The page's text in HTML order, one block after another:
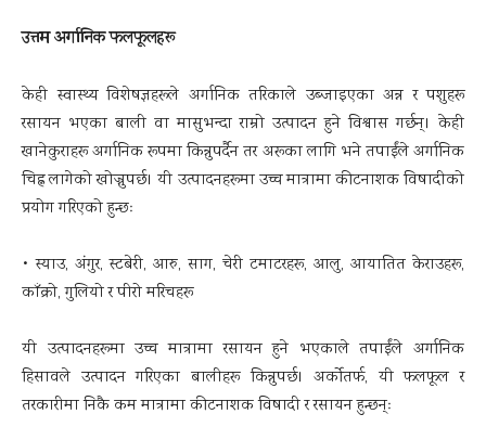
उत्तम अर्गानिक फलफूलहरू
केही स्वास्थ्य विशेषज्ञहरूले अर्गानिक तरिकाले उब्जाइएका अन्न र पशुहरू
रसायन भएका बाली वा मासुभन्दा राम्रो उत्पादन हुने विश्वास गर्छन्। केही
खानेकुराहरू अर्गानिक रूपमा किन्नुपर्दैन तर अरूका लागि भने तपाईंले अर्गानिक
चिह्न लागेको खोज्नुपर्छ। यी उत्पादनहरूमा उच्च मात्रामा कीटनाशक विषादीको
प्रयोग गरिएको हुन्छः
• स्याउ, अंगुर, स्टबेरी, आरु, साग, चेरी टमाटरहरू, आलु, आयातित केराउहरू,
काँक्रो, गुलियो र पीरो मरिचहरू
यी उत्पादनहरूमा उच्च मात्रामा रसायन हुने भएकाले तपाईंले अर्गानिक
हिसावले उत्पादन गरिएका बालीहरू किन्नुपर्छ। अर्कोतर्फ, यी फलफूल र
तरकारीमा निकै कम मात्रामा कीटनाशक विषादी र रसायन हुन्छन्ः